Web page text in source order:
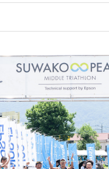
大会同日開催！カヤッ